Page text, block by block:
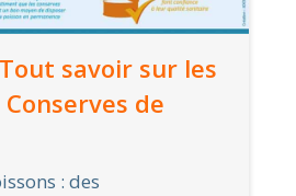
savoir sur les
de
: des